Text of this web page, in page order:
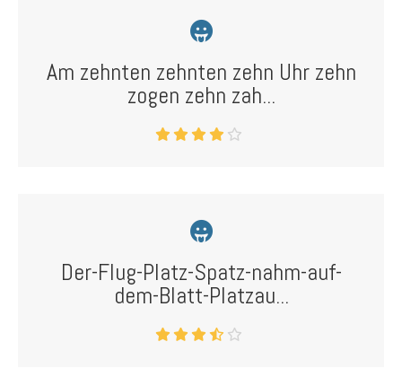
Am zehnten zehnten zehn Uhr zehn
zogen zehn zah...
Der-Flug-Platz-Spatz-nahm-auf-
dem-Blatt-Platzau...